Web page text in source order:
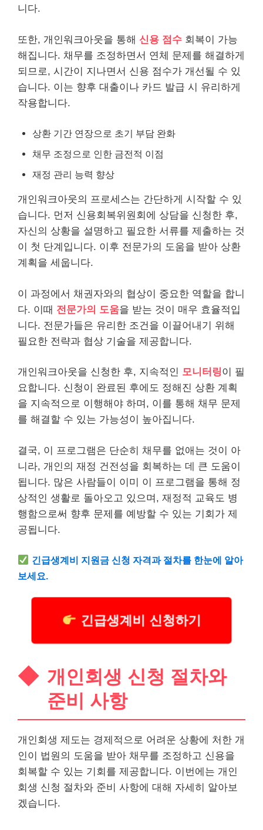
니다.
또한, 개인워크아웃을 통해 신용 점수 회복이 가능
해집니다. 채무를 조정하면서 연체 문제를 해결하게
되므로, 시간이 지나면서 신용 점수가 개선될 수 있
습니다. 이는 향후 대출이나 카드 발급 시 유리하게
작용합니다.
상환 기간 연장으로 초기 부담 완화
채무 조정으로 인한 금전적 이점
재정 관리 능력 향상
개인워크아웃의 프로세스는 간단하게 시작할 수 있
습니다. 먼저 신용회복위원회에 상담을 신청한 후,
자신의 상황을 설명하고 필요한 서류를 제출하는 것
이 첫 단계입니다. 이후 전문가의 도움을 받아 상환
계획을 세웁니다.
이 과정에서 채권자와의 협상이 중요한 역할을 합니
다. 이때 전문가의 도움을 받는 것이 매우 효율적입
니다. 전문가들은 유리한 조건을 이끌어내기 위해
필요한 전략과 협상 기술을 제공합니다.
개인워크아웃을 신청한 후, 지속적인 모니터링이 필
요합니다. 신청이 완료된 후에도 정해진 상환 계획
을 지속적으로 이행해야 하며, 이를 통해 채무 문제
를 해결할 수 있는 가능성이 높아집니다.
결국, 이 프로그램은 단순히 채무를 없애는 것이 아
니라, 개인의 재정 건전성을 회복하는 데 큰 도움이
됩니다. 많은 사람들이 이미 이 프로그램을 통해 정
상적인 생활로 돌아오고 있으며, 재정적 교육도 병
행함으로써 향후 문제를 예방할 수 있는 기회가 제
공됩니다.
긴급생계비 지원금 신청 자격과 절차를 한눈에 알아
보세요.
긴급생계비 신청하기
개인회생 신청 절차와
준비 사항
개인회생 제도는 경제적으로 어려운 상황에 처한 개
인이 법원의 도움을 받아 채무를 조정하고 신용을
회복할 수 있는 기회를 제공합니다. 이번에는 개인
회생 신청 절차와 준비 사항에 대해 자세히 알아보
겠습니다.